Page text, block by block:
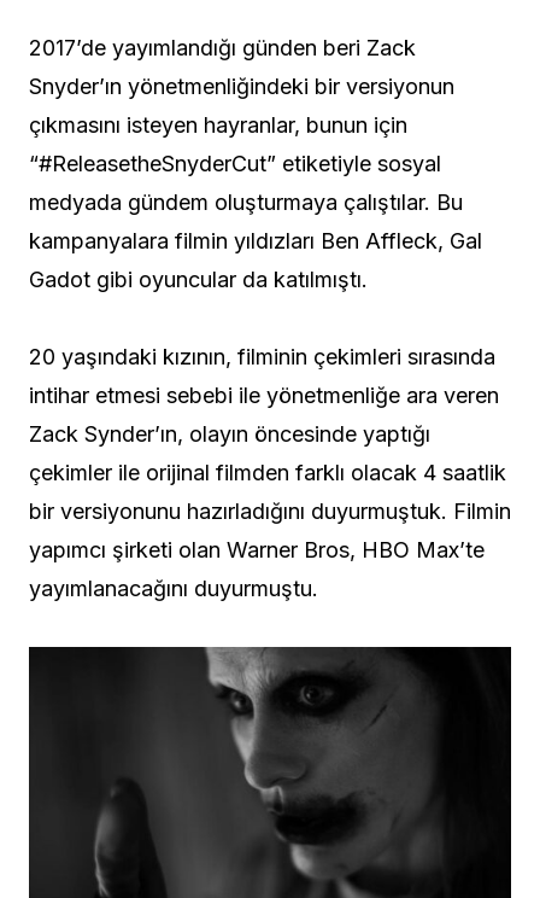
2017’de yayımlandığı günden beri Zack
Snyder’ın yönetmenliğindeki bir versiyonun
çıkmasını isteyen hayranlar, bunun için
“#ReleasetheSnyderCut” etiketiyle sosyal
medyada gündem oluşturmaya çalıştılar. Bu
kampanyalara filmin yıldızları Ben Affleck, Gal
Gadot gibi oyuncular da katılmıştı.
20 yaşındaki kızının, filminin çekimleri sırasında
intihar etmesi sebebi ile yönetmenliğe ara veren
Zack Synder’ın, olayın öncesinde yaptığı
çekimler ile orijinal filmden farklı olacak 4 saatlik
bir versiyonunu hazırladığını duyurmuştuk. Filmin
yapımcı şirketi olan Warner Bros, HBO Max’te
yayımlanacağını duyurmuştu.